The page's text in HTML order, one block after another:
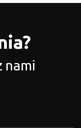
nami